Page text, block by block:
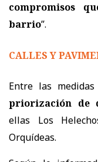
compromisos
barrio”.
CALLES Y
Entre las
priorización de
ellas Los
Orquídeas.